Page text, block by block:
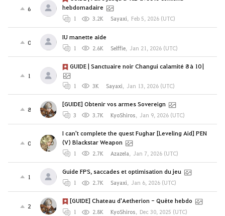
6
hebdomadaire
1 3.2K Sayaxi, Feb 5, 2026 (UTC)
0
IU manette aide
1 2.6K Selffie, Jan 21, 2026 (UTC)
1
GUIDE | Sanctuaire noir Changui calamité 8 à 10 |
1 3K Sayaxi, Jan 13, 2026 (UTC)
8
[GUIDE] Obtenir vos armes Sovereign
3 3.7K KyoShiros, Jan 9, 2026 (UTC)
0
I can't complete the quest Fughar [Leveling Aid] PEN
(V) Blackstar Weapon
1 2.7K AzazeIa, Jan 7, 2026 (UTC)
1
Guide FPS, saccades et optimisation du jeu
1 2.7K Sayaxi, Jan 6, 2026 (UTC)
2
[GUIDE] Chateau d'Aetherion - Quête hebdo
1 2.8K KyoShiros, Dec 30, 2025 (UTC)